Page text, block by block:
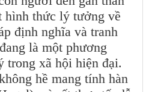
hình thức lý tưởng về
định nghĩa và tranh
là một phương
trong xã hội hiện đại.
hề mang tính hàn